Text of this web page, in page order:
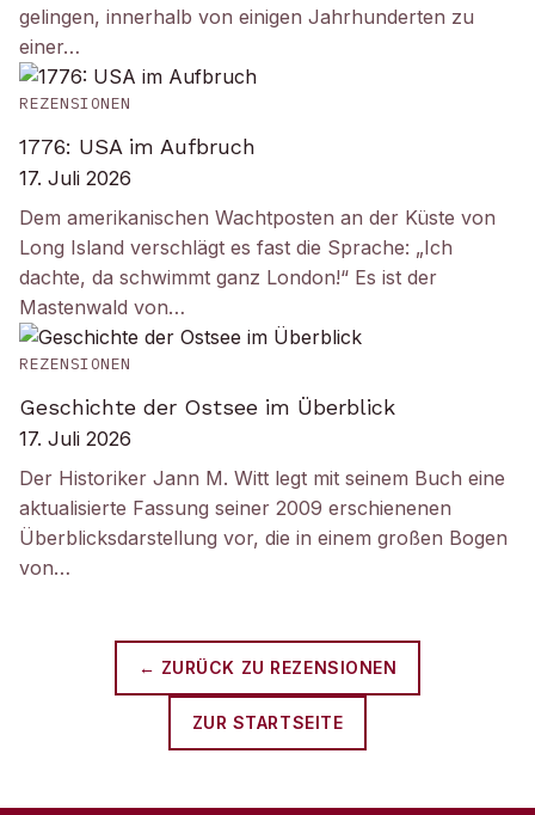
gelingen, innerhalb von einigen Jahrhunderten zu
einer…
REZENSIONEN
1776: USA im Aufbruch
17. Juli 2026
Dem amerikanischen Wachtposten an der Küste von
Long Island verschlägt es fast die Sprache: „Ich
dachte, da schwimmt ganz London!“ Es ist der
Mastenwald von…
REZENSIONEN
Geschichte der Ostsee im Überblick
17. Juli 2026
Der Historiker Jann M. Witt legt mit seinem Buch eine
aktualisierte Fassung seiner 2009 erschienenen
Überblicksdarstellung vor, die in einem großen Bogen
von…
← ZURÜCK ZU REZENSIONEN
ZUR STARTSEITE